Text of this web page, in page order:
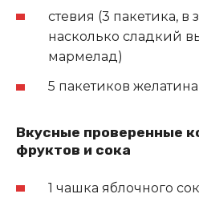
стевия (3 пакетика, в
насколько сладкий
мармелад)
5 пакетиков желатина
Вкусные проверенные
фруктов и сока
1 чашка яблочного